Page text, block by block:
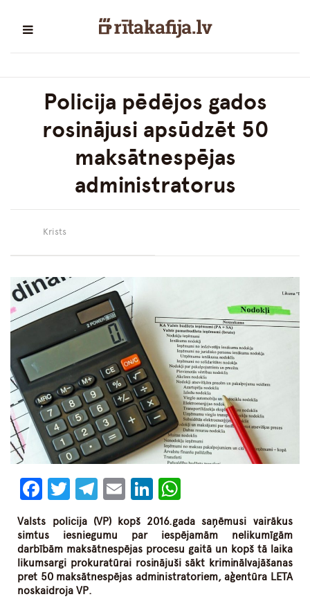
Policija pēdējos gados
rosinājusi apsūdzēt 50
maksātnespējas
administratorus
Krists
Facebook
Twitter
Telegram
EmailLinkedIn
Valsts policija (VP) kopš 2016.gada saņēmusi vairākus
simtus iesniegumu par iespējamām nelikumīgām
darbībām maksātnespējas procesu gaitā un kopš tā laika
likumsargi prokuratūrai rosinājuši sākt kriminālvajāšanas
pret 50 maksātnespējas administratoriem, aģentūra LETA
noskaidroja VP.